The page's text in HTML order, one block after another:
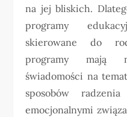
na jej bliskich.
programy
skierowane do
programy mają
świadomości na
sposobów
emocjonalnymi